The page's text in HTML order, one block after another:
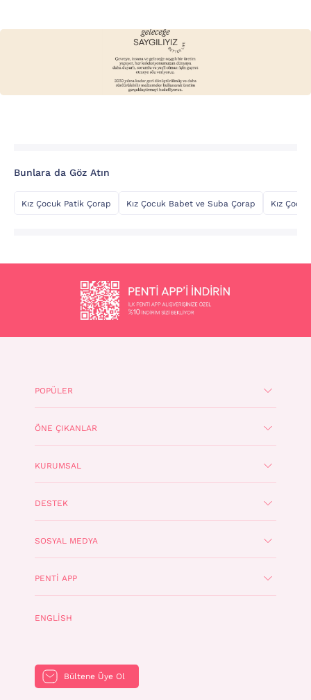
Bunlara da Göz Atın
Kız Çocuk Patik Çorap Kız Çocuk Babet ve Suba Çorap Kız
POPÜLER
ÖNE ÇIKANLAR
KURUMSAL
DESTEK
SOSYAL MEDYA
PENTI APP
ENGLISH
Bültene Üye Ol